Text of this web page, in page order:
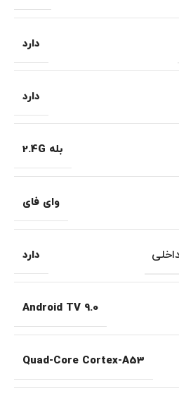
دارد
دارد
بله 2.4G
وای فای
دارد
Android TV 9.0
Quad-Core Cortex-A53